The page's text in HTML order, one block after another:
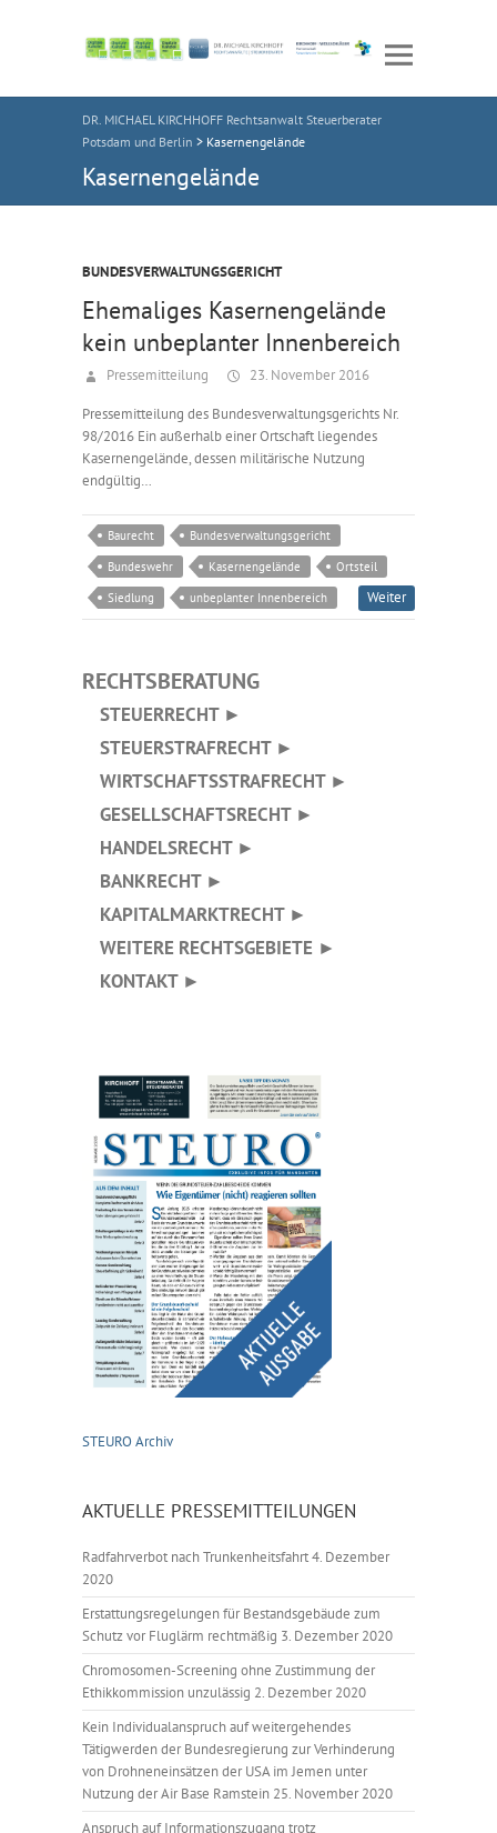
DR. MICHAEL KIRCHHOFF Rechtsanwalt Steuerberater
Potsdam und Berlin > Kasernengelände
Kasernengelände
BUNDESVERWALTUNGSGERICHT
Ehemaliges Kasernengelände
kein unbeplanter Innenbereich
Pressemitteilung 23. November 2016
Pressemitteilung des Bundesverwaltungsgerichts Nr.
98/2016 Ein außerhalb einer Ortschaft liegendes
Kasernengelände, dessen militärische Nutzung
endgültig…
Baurecht
Bundesverwaltungsgericht
Bundeswehr
Kasernengelände
Ortsteil
Siedlung
unbeplanter Innenbereich Weiter
RECHTSBERATUNG
STEUERRECHT ►
STEUERSTRAFRECHT ►
WIRTSCHAFTSSTRAFRECHT ►
GESELLSCHAFTSRECHT ►
HANDELSRECHT ►
BANKRECHT ►
KAPITALMARKTRECHT ►
WEITERE RECHTSGEBIETE ►
KONTAKT ►
STEURO Archiv
AKTUELLE PRESSEMITTEILUNGEN
Radfahrverbot nach Trunkenheitsfahrt4. Dezember
2020
Erstattungsregelungen für Bestandsgebäude zum
Schutz vor Fluglärm rechtmäßig 3. Dezember 2020
Chromosomen-Screening ohne Zustimmung der
Ethikkommission unzulässig 2. Dezember 2020
Kein Individualanspruch auf weitergehendes
Tätigwerden der Bundesregierung zur Verhinderung
von Drohneneinsätzen der USA im Jemen unter
Nutzung der Air Base Ramstein 25. November 2020
Anspruch auf Informationszugang trotz